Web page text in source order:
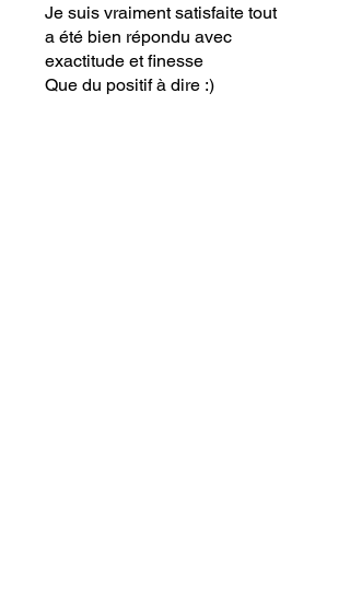
Je suis vraiment satisfaite tout
a été bien répondu avec
exactitude et finesse
Que du positif à dire :)